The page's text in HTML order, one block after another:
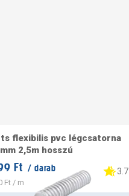
flexibilis pvc légcsatorna
2,5m hosszú
Ft / darab
Ft/ m
3.7